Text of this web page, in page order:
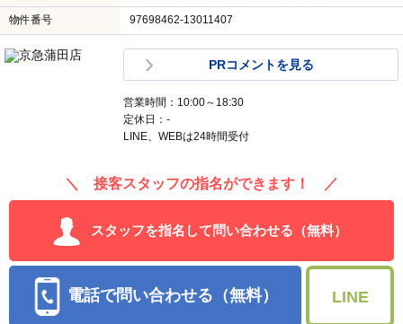
物件番号 97698462-13011407
PRコメントを見る
営業時間：10:00～18:30
定休日：-
LINE、WEBは24時間受付
＼ 接客スタッフの指名ができます！ ／
スタッフを指名して問い合わせる（無料）
電話で問い合わせる（無料） LINE